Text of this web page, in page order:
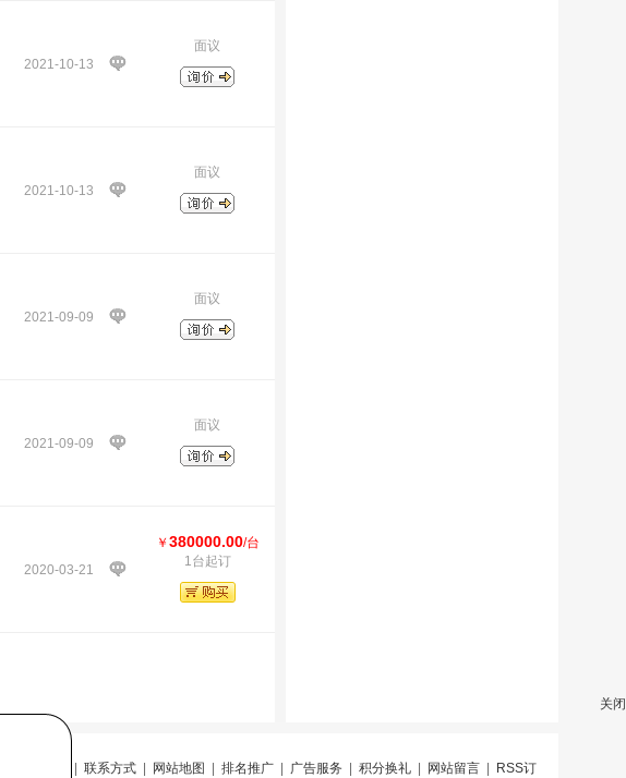
2021-10-13
面议
2021-10-13
面议
2021-09-09
面议
2021-09-09
面议
2020-03-21
￥ 380000.00/台
1台起订
联系方式| 网站地图 排名推广| 广告服务 积分换礼| 网站留言| RSS订
关闭